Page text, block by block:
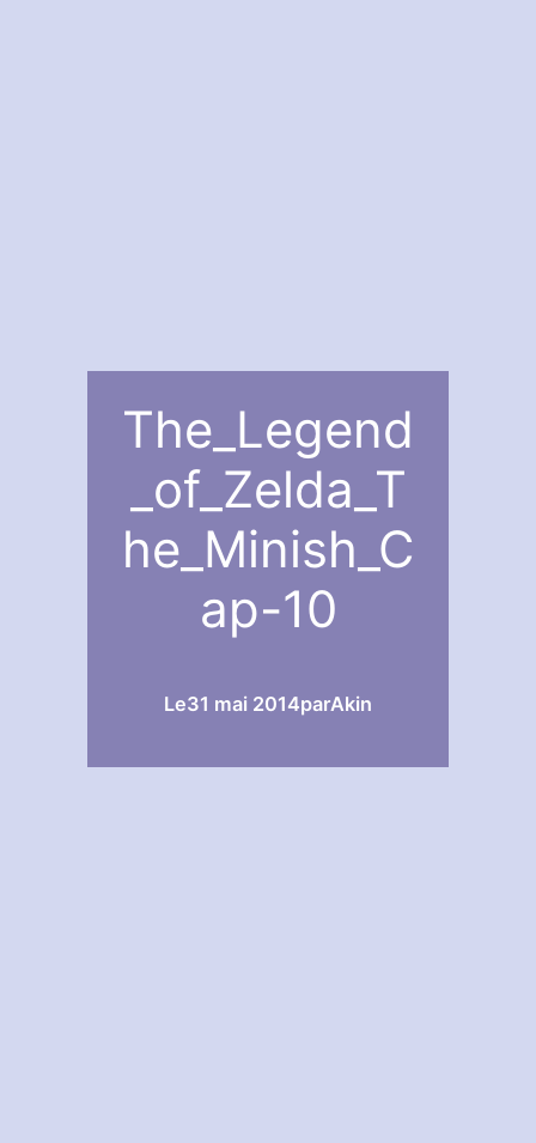
The_Legend
_of_Zelda_T
he_Minish_C
ap-10
Le31 mai 2014parAkin